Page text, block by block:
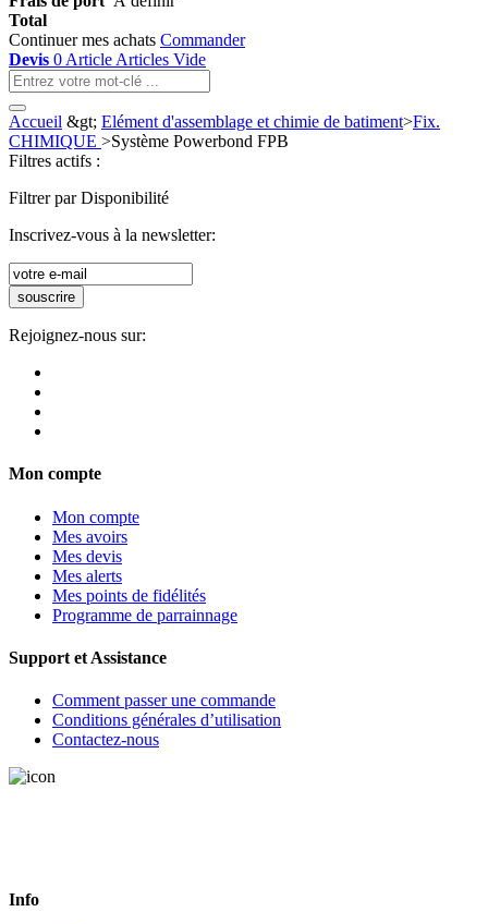
Total
Continuer mes achats Commander
Devis 0 Article Articles Vide
Accueil &gt; Elément d'assemblage et chimie de batiment>Fix.
CHIMIQUE >Système Powerbond FPB
Filtres actifs :
Filtrer par Disponibilité
Inscrivez-vous à la newsletter:
souscrire
Rejoignez-nous sur:
Mon compte
Mon compte
Mes avoirs
Mes devis
Mes alerts
Mes points de fidélités
Programme de parrainnage
Support et Assistance
Comment passer une commande
Conditions générales d’utilisation
Contactez-nous
Info